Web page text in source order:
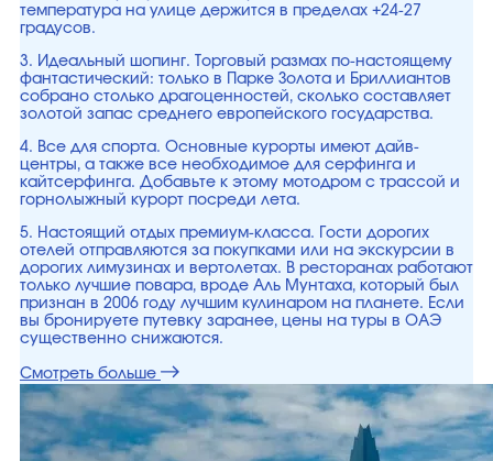
температура на улице держится в пределах +24-27
градусов.
3. Идеальный шопинг. Торговый размах по-настоящему
фантастический: только в Парке Золота и Бриллиантов
собрано столько драгоценностей, сколько составляет
золотой запас среднего европейского государства.
4. Все для спорта. Основные курорты имеют дайв-
центры, а также все необходимое для серфинга и
кайтсерфинга. Добавьте к этому мотодром с трассой и
горнолыжный курорт посреди лета.
5. Настоящий отдых премиум-класса. Гости дорогих
отелей отправляются за покупками или на экскурсии в
дорогих лимузинах и вертолетах. В ресторанах работают
только лучшие повара, вроде Аль Мунтаха, который был
признан в 2006 году лучшим кулинаром на планете. Если
вы бронируете путевку заранее, цены на туры в ОАЭ
существенно снижаются.
Смотреть больше